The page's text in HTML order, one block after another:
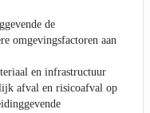
de
omgevingsfactoren aan
en infrastructuur
afval en risicoafval op